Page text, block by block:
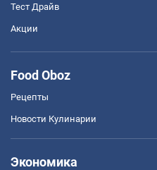
Тест Драйв
Акции
Food Oboz
Рецепты
Новости Кулинарии
Экономика